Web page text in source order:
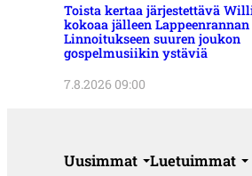
Toista kertaa järjestettävä
kokoaa jälleen Lappeenrannan
Linnoitukseen suuren joukon
gospelmusiikin ystäviä
7.8.2026 09:00
Uusimmat Luetuimmat